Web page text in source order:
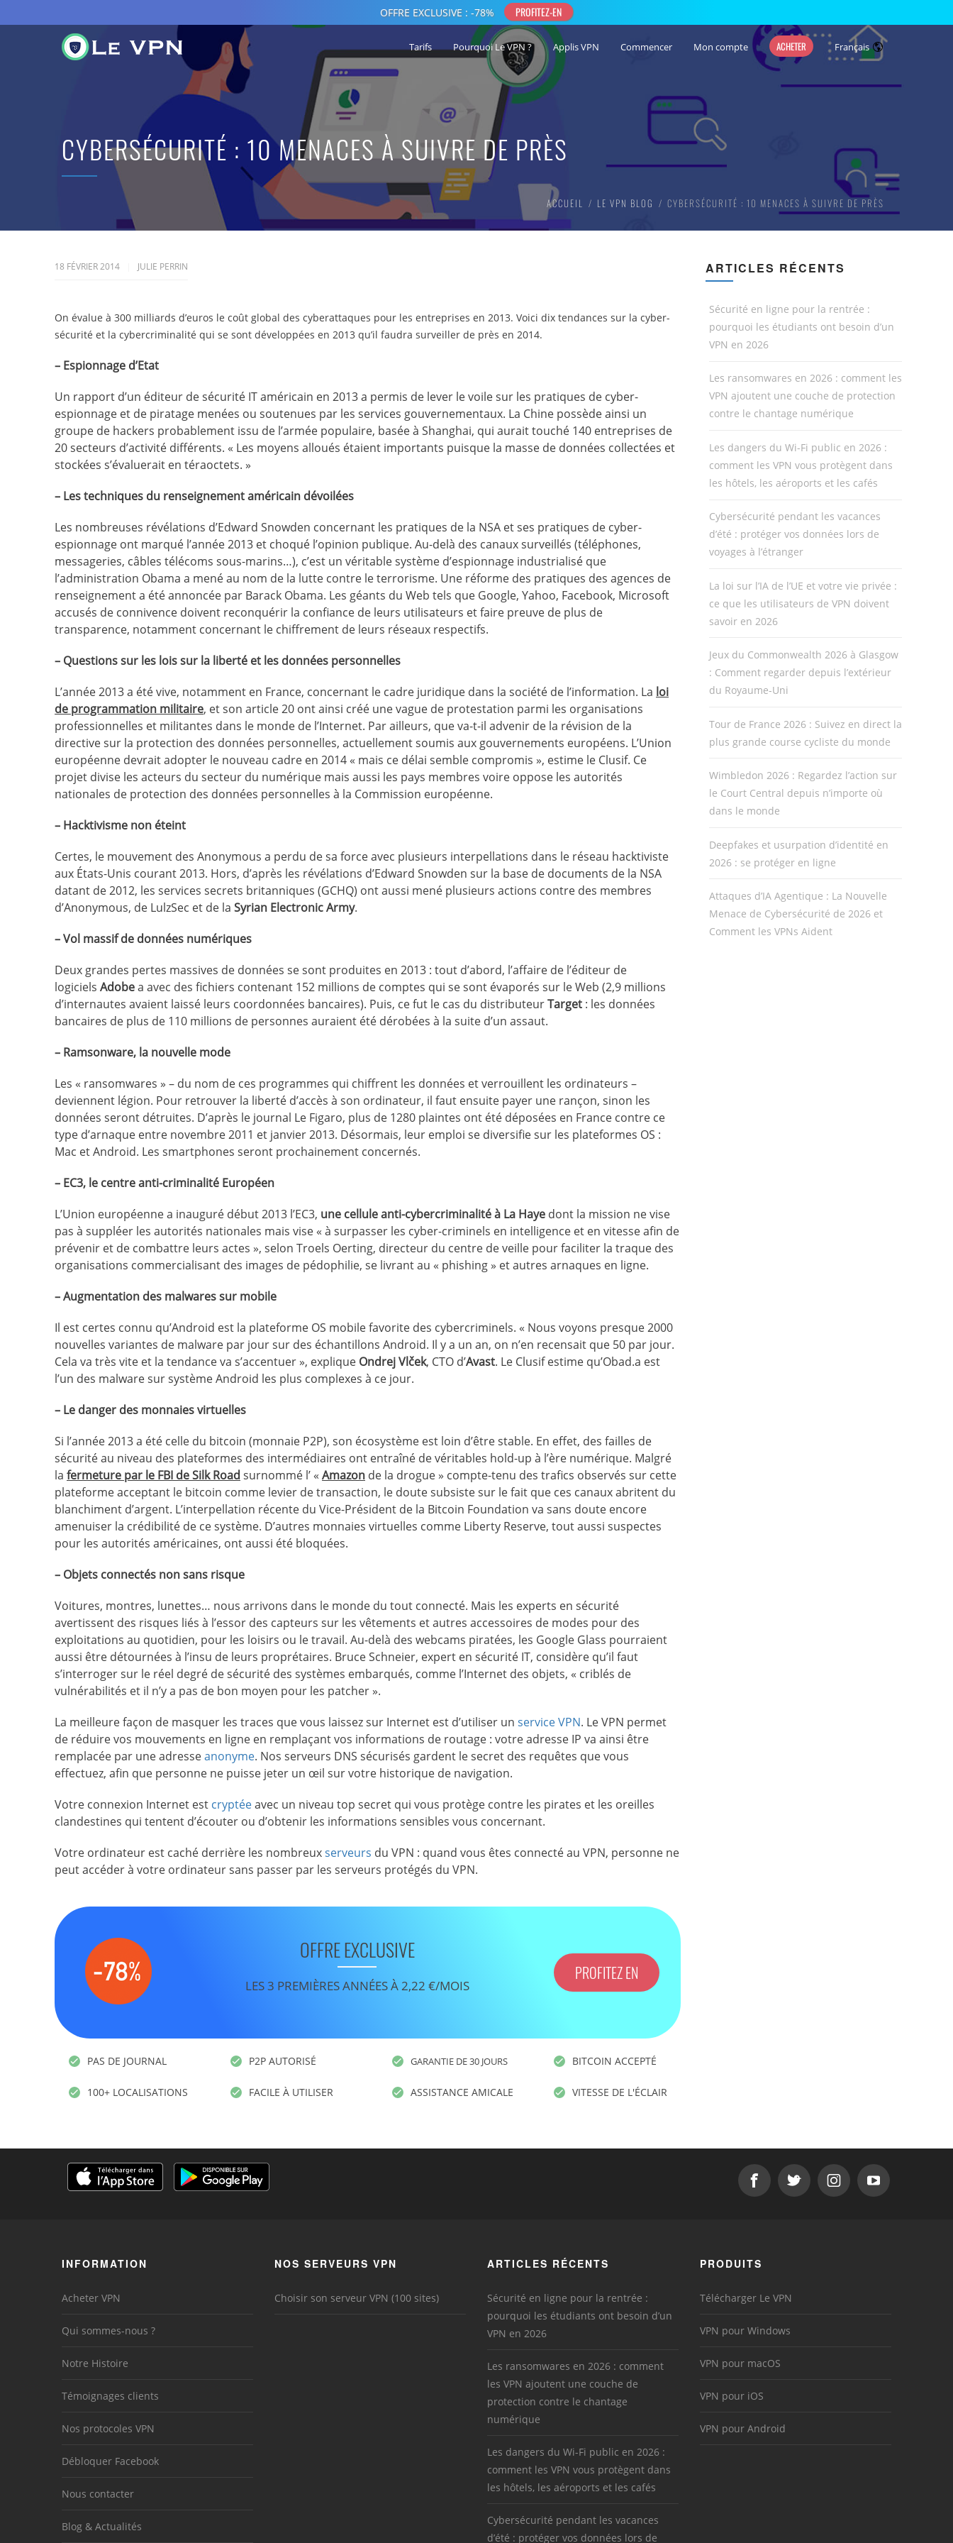
Tarifs Pourquoi Le VPN ? Applis VPN Commencer Mon compte ACHETER Français
CYBERSÉCURITÉ : 10 MENACES À SUIVRE DE PRÈS
ACCUEIL LE VPN BLOG CYBERSÉCURITÉ : 10 MENACES À SUIVRE DE PRÈS
18 FÉVRIER 2014 JULIE PERRIN
On évalue à 300 milliards d’euros le coût global des cyberattaques pour les entreprises en 2013. Voici dix tendances sur la cyber-
sécurité et la cybercriminalité qui se sont développées en 2013 qu’il faudra surveiller de près en 2014.
– Espionnage d’Etat
Un rapport d’un éditeur de sécurité IT américain en 2013 a permis de lever le voile sur les pratiques de cyber-
espionnage et de piratage menées ou soutenues par les services gouvernementaux. La Chine possède ainsi un
groupe de hackers probablement issu de l’armée populaire, basée à Shanghai, qui aurait touché 140 entreprises de
20 secteurs d’activité différents. « Les moyens alloués étaient importants puisque la masse de données collectées et
stockées s’évaluerait en téraoctets. »
– Les techniques du renseignement américain dévoilées
Les nombreuses révélations d’Edward Snowden concernant les pratiques de la NSA et ses pratiques de cyber-
espionnage ont marqué l’année 2013 et choqué l’opinion publique. Au-delà des canaux surveillés (téléphones,
messageries, câbles télécoms sous-marins…), c’est un véritable système d’espionnage industrialisé que
l’administration Obama a mené au nom de la lutte contre le terrorisme. Une réforme des pratiques des agences de
renseignement a été annoncée par Barack Obama. Les géants du Web tels que Google, Yahoo, Facebook, Microsoft
accusés de connivence doivent reconquérir la confiance de leurs utilisateurs et faire preuve de plus de
transparence, notamment concernant le chiffrement de leurs réseaux respectifs.
– Questions sur les lois sur la liberté et les données personnelles
L’année 2013 a été vive, notamment en France, concernant le cadre juridique dans la société de l’information. La loi
de programmation militaire, et son article 20 ont ainsi créé une vague de protestation parmi les organisations
professionnelles et militantes dans le monde de l’Internet. Par ailleurs, que va-t-il advenir de la révision de la
directive sur la protection des données personnelles, actuellement soumis aux gouvernements européens. L’Union
européenne devrait adopter le nouveau cadre en 2014 « mais ce délai semble compromis », estime le Clusif. Ce
projet divise les acteurs du secteur du numérique mais aussi les pays membres voire oppose les autorités
nationales de protection des données personnelles à la Commission européenne.
– Hacktivisme non éteint
Certes, le mouvement des Anonymous a perdu de sa force avec plusieurs interpellations dans le réseau hacktiviste
aux États-Unis courant 2013. Hors, d’après les révélations d’Edward Snowden sur la base de documents de la NSA
datant de 2012, les services secrets britanniques (GCHQ) ont aussi mené plusieurs actions contre des membres
d’Anonymous, de LulzSec et de la Syrian Electronic Army.
– Vol massif de données numériques
Deux grandes pertes massives de données se sont produites en 2013 : tout d’abord, l’affaire de l’éditeur de
logiciels Adobea avec des fichiers contenant 152 millions de comptes qui se sont évaporés sur le Web (2,9 millions
d’internautes avaient laissé leurs coordonnées bancaires). Puis, ce fut le cas du distributeurTarget : les données
bancaires de plus de 110 millions de personnes auraient été dérobées à la suite d’un assaut.
– Ramsonware, la nouvelle mode
Les « ransomwares » – du nom de ces programmes qui chiffrent les données et verrouillent les ordinateurs –
deviennent légion. Pour retrouver la liberté d’accès à son ordinateur, il faut ensuite payer une rançon, sinon les
données seront détruites. D’après le journal Le Figaro, plus de 1280 plaintes ont été déposées en France contre ce
type d’arnaque entre novembre 2011 et janvier 2013. Désormais, leur emploi se diversifie sur les plateformes OS :
Mac et Android. Les smartphones seront prochainement concernés.
– EC3, le centre anti-criminalité Européen
L’Union européenne a inauguré début 2013 l’EC3, une cellule anti-cybercriminalité à La Haye dont la mission ne vise
pas à suppléer les autorités nationales mais vise « à surpasser les cyber-criminels en intelligence et en vitesse afin de
prévenir et de combattre leurs actes », selon Troels Oerting, directeur du centre de veille pour faciliter la traque des
organisations commercialisant des images de pédophilie, se livrant au « phishing » et autres arnaques en ligne.
– Augmentation des malwares sur mobile
Il est certes connu qu’Android est la plateforme OS mobile favorite des cybercriminels. « Nous voyons presque 2000
nouvelles variantes de malware par jour sur des échantillons Android. Il y a un an, on n’en recensait que 50 par jour.
Cela va très vite et la tendance va s’accentuer », explique Ondrej Vlček, CTO d’Avast. Le Clusif estime qu’Obad.a est
l’un des malware sur système Android les plus complexes à ce jour.
– Le danger des monnaies virtuelles
Si l’année 2013 a été celle du bitcoin (monnaie P2P), son écosystème est loin d’être stable. En effet, des failles de
sécurité au niveau des plateformes des intermédiaires ont entraîné de véritables hold-up à l’ère numérique. Malgré
la fermeture par le FBI de Silk Road surnommé l’ « Amazon de la drogue » compte-tenu des trafics observés sur cette
plateforme acceptant le bitcoin comme levier de transaction, le doute subsiste sur le fait que ces canaux abritent du
blanchiment d’argent. L’interpellation récente du Vice-Président de la Bitcoin Foundation va sans doute encore
amenuiser la crédibilité de ce système. D’autres monnaies virtuelles comme Liberty Reserve, tout aussi suspectes
pour les autorités américaines, ont aussi été bloquées.
– Objets connectés non sans risque
Voitures, montres, lunettes… nous arrivons dans le monde du tout connecté. Mais les experts en sécurité
avertissent des risques liés à l’essor des capteurs sur les vêtements et autres accessoires de modes pour des
exploitations au quotidien, pour les loisirs ou le travail. Au-delà des webcams piratées, les Google Glass pourraient
aussi être détournées à l’insu de leurs proprétaires. Bruce Schneier, expert en sécurité IT, considère qu’il faut
s’interroger sur le réel degré de sécurité des systèmes embarqués, comme l’Internet des objets, « criblés de
vulnérabilités et il n’y a pas de bon moyen pour les patcher ».
La meilleure façon de masquer les traces que vous laissez sur Internet est d’utiliser un service VPN. Le VPN permet
de réduire vos mouvements en ligne en remplaçant vos informations de routage : votre adresse IP va ainsi être
remplacée par une adresseanonyme. Nos serveurs DNS sécurisés gardent le secret des requêtes que vous
effectuez, afin que personne ne puisse jeter un œil sur votre historique de navigation.
Votre connexion Internet est cryptéeavec un niveau top secret qui vous protège contre les pirates et les oreilles
clandestines qui tentent d’écouter ou d’obtenir les informations sensibles vous concernant.
Votre ordinateur est caché derrière les nombreuxserveurs du VPN : quand vous êtes connecté au VPN, personne ne
peut accéder à votre ordinateur sans passer par les serveurs protégés du VPN.
OFFRE EXCLUSIVE
LES 3 PREMIÈRES ANNÉES À 2,22 €/MOIS
PROFITEZ EN
PAS DE JOURNAL
100+ LOCALISATIONS
P2P AUTORISÉ
FACILE À UTILISER
GARANTIE DE 30 JOURS
ASSISTANCE AMICALE
BITCOIN ACCEPTÉ
VITESSE DE L'ÉCLAIR
ARTICLES RÉCENTS
Sécurité en ligne pour la rentrée :
pourquoi les étudiants ont besoin d’un
VPN en 2026
Les ransomwares en 2026 : comment les
VPN ajoutent une couche de protection
contre le chantage numérique
Les dangers du Wi-Fi public en 2026 :
comment les VPN vous protègent dans
les hôtels, les aéroports et les cafés
Cybersécurité pendant les vacances
d’été : protéger vos données lors de
voyages à l’étranger
La loi sur l’IA de l’UE et votre vie privée :
ce que les utilisateurs de VPN doivent
savoir en 2026
Jeux du Commonwealth 2026 à Glasgow
: Comment regarder depuis l’extérieur
du Royaume-Uni
Tour de France 2026 : Suivez en direct la
plus grande course cycliste du monde
Wimbledon 2026 : Regardez l’action sur
le Court Central depuis n’importe où
dans le monde
Deepfakes et usurpation d’identité en
2026 : se protéger en ligne
Attaques d’IA Agentique : La Nouvelle
Menace de Cybersécurité de 2026 et
Comment les VPNs Aident
INFORMATION
Acheter VPN
Qui sommes-nous ?
Notre Histoire
Témoignages clients
Nos protocoles VPN
Débloquer Facebook
Nous contacter
Blog & Actualités
NOS SERVEURS VPN
Choisir son serveur VPN (100 sites)
ARTICLES RÉCENTS
Sécurité en ligne pour la rentrée :
pourquoi les étudiants ont besoin d’un
VPN en 2026
Les ransomwares en 2026 : comment
les VPN ajoutent une couche de
protection contre le chantage
numérique
Les dangers du Wi-Fi public en 2026 :
comment les VPN vous protègent dans
les hôtels, les aéroports et les cafés
Cybersécurité pendant les vacances
d’été : protéger vos données lors de
PRODUITS
Télécharger Le VPN
VPN pour Windows
VPN pour macOS
VPN pour iOS
VPN pour Android